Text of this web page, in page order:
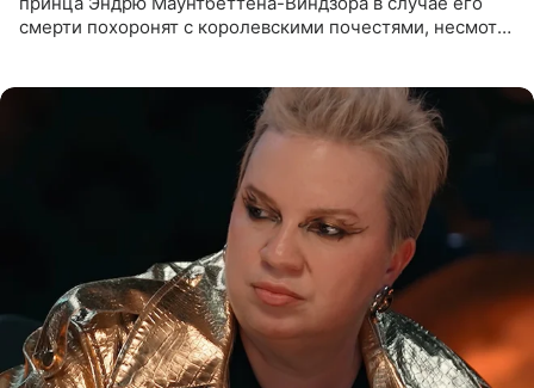
смерти похоронят с королевскими почестями, несмотря